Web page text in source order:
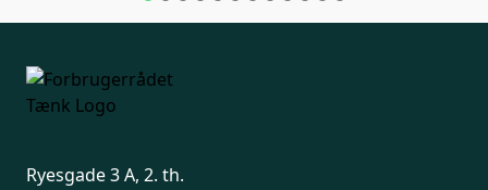
Ryesgade 3 A, 2. th.